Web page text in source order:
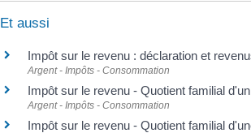
Et aussi
Impôt sur le revenu : déclaration et
Argent - Impôts - Consommation
Impôt sur le revenu - Quotient familial
Argent - Impôts - Consommation
Impôt sur le revenu - Quotient familial